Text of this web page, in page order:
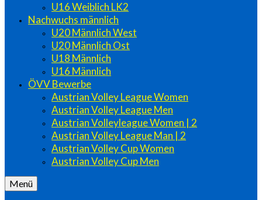
U16 Weiblich LK2
Nachwuchs männlich
U20 Männlich West
U20 Männlich Ost
U18 Männlich
U16 Männlich
ÖVV Bewerbe
Austrian Volley League Women
Austrian Volley League Men
Austrian Volleyleague Women | 2
Austrian Volley League Man | 2
Austrian Volley Cup Women
Austrian Volley Cup Men
Menü